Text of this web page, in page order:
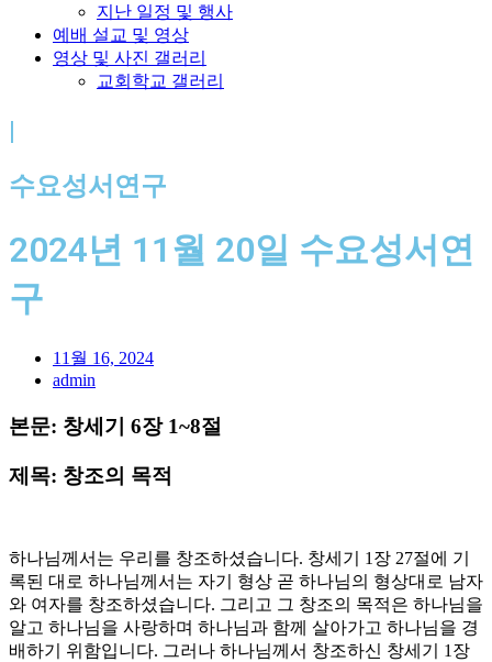
지난 일정 및 행사
예배 설교 및 영상
영상 및 사진 갤러리
교회학교 갤러리
|
수요성서연구
2024년 11월 20일 수요성서연
구
11월 16, 2024
admin
본문: 창세기 6장 1~8절
제목: 창조의 목적
하나님께서는 우리를 창조하셨습니다. 창세기 1장 27절에 기
록된 대로 하나님께서는 자기 형상 곧 하나님의 형상대로 남자
와 여자를 창조하셨습니다. 그리고 그 창조의 목적은 하나님을
알고 하나님을 사랑하며 하나님과 함께 살아가고 하나님을 경
배하기 위함입니다. 그러나 하나님께서 창조하신 창세기 1장